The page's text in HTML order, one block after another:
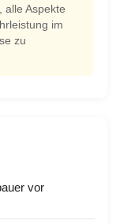
alle Aspekte
im
zu
vor